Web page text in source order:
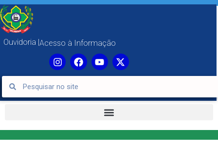
Ouvidoria |Acesso à Informação